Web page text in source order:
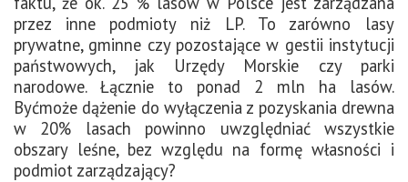
przez inne podmioty niż LP. To zarówno lasy
prywatne, gminne czy pozostające w gestii instytucji
państwowych, jak Urzędy Morskie czy parki
narodowe. Łącznie to ponad 2 mln ha lasów.
Byćmoże dążenie do wyłączenia z pozyskania drewna
w 20% lasach powinno uwzględniać wszystkie
obszary leśne, bez względu na formę własności i
podmiot zarządzający?